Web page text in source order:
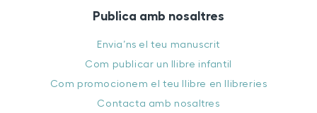
Publica amb nosaltres
Envia’ns el teu manuscrit
Com publicar un llibre infantil
Com promocionem el teu llibre en llibreries
Contacta amb nosaltres